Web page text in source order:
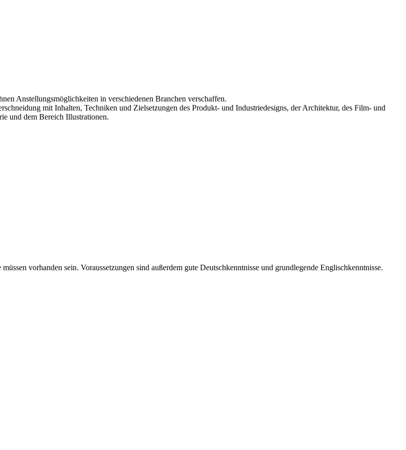
Anstellungsmöglichkeiten in verschiedenen Branchen verschaffen.
mit Inhalten, Techniken und Zielsetzungen des Produkt- und Industriedesigns, der Architektur, des Film- und
und dem Bereich Illustrationen.
vorhanden sein. Voraussetzungen sind außerdem gute Deutschkenntnisse und grundlegende Englischkenntnisse.